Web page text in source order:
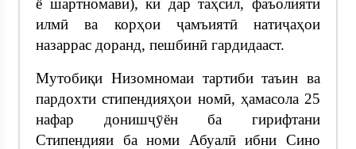
ё шартномавӣ), ки дар таҳсил, фаъолияти
илмӣ ва корҳои ҷамъиятӣ натиҷаҳои
назаррас доранд, пешбинӣ гардидааст.
Мутобиқи Низомномаи тартиби таъин ва
пардохти стипендияҳои номӣ, ҳамасола 25
нафар донишҷӯён ба гирифтани
Стипендияи ба номи Абуалӣ ибни Сино